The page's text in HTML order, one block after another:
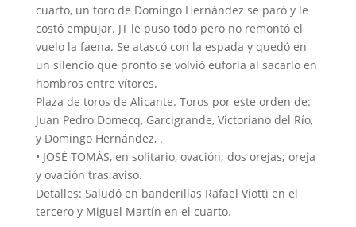
cuarto, un toro de Domingo Hernández se paró y le
costó empujar. JT le puso todo pero no remontó el
vuelo la faena. Se atascó con la espada y quedó en
un silencio que pronto se volvió euforia al sacarlo en
hombros entre vítores.
Plaza de toros de Alicante. Toros por este orden de:
Juan Pedro Domecq, Garcigrande, Victoriano del Río,
y Domingo Hernández, .
• JOSÉ TOMÁS, en solitario, ovación; dos orejas; oreja
y ovación tras aviso.
Detalles: Saludó en banderillas Rafael Viotti en el
tercero y Miguel Martín en el cuarto.